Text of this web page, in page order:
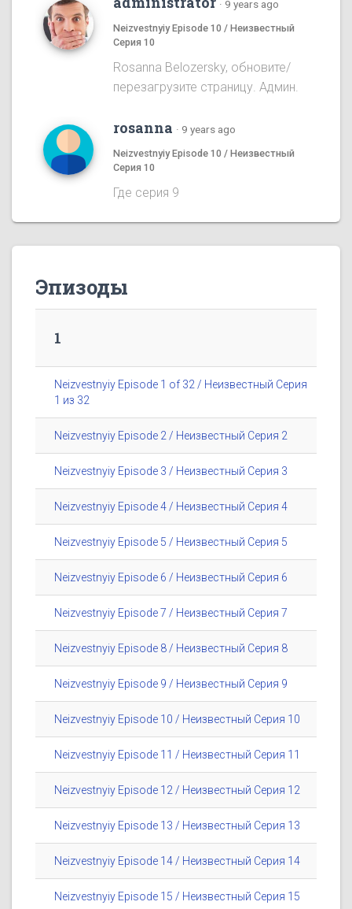
· 9 years ago
Neizvestnyiy Episode 10 / Неизвестный
Серия 10
Rosanna Belozersky, обновите/
перезагрузите страницу. Админ.
rosanna · 9 years ago
Neizvestnyiy Episode 10 / Неизвестный
Серия 10
Где серия 9
Эпизоды
1
Neizvestnyiy Episode 1 of 32 / Неизвестный Серия
1 из 32
Neizvestnyiy Episode 2 / Неизвестный Серия 2
Neizvestnyiy Episode 3 / Неизвестный Серия 3
Neizvestnyiy Episode 4 / Неизвестный Серия 4
Neizvestnyiy Episode 5 / Неизвестный Серия 5
Neizvestnyiy Episode 6 / Неизвестный Серия 6
Neizvestnyiy Episode 7 / Неизвестный Серия 7
Neizvestnyiy Episode 8 / Неизвестный Серия 8
Neizvestnyiy Episode 9 / Неизвестный Серия 9
Neizvestnyiy Episode 10 / Неизвестный Серия 10
Neizvestnyiy Episode 11 / Неизвестный Серия 11
Neizvestnyiy Episode 12 / Неизвестный Серия 12
Neizvestnyiy Episode 13 / Неизвестный Серия 13
Neizvestnyiy Episode 14 / Неизвестный Серия 14
Neizvestnyiy Episode 15 / Неизвестный Серия 15